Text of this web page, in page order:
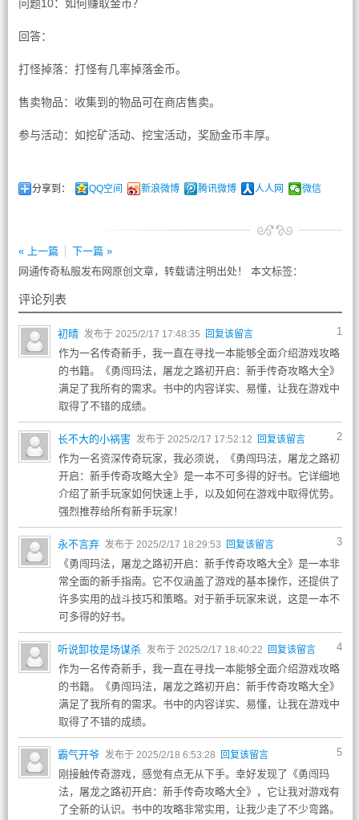
问题10：如何赚取金币？
回答：
打怪掉落：打怪有几率掉落金币。
售卖物品：收集到的物品可在商店售卖。
参与活动：如挖矿活动、挖宝活动，奖励金币丰厚。
分享到： QQ空间 新浪微博 腾讯微博 人人网 微信
« 上一篇
下一篇 »
网通传奇私服发布网原创文章，转载请注明出处！ 本文标签：
评论列表
1
初晴 发布于 2025/2/17 17:48:35 回复该留言
作为一名传奇新手，我一直在寻找一本能够全面介绍游戏攻略
的书籍。《勇闯玛法，屠龙之路初开启：新手传奇攻略大全》
满足了我所有的需求。书中的内容详实、易懂，让我在游戏中
取得了不错的成绩。
2
长不大的小祸害 发布于 2025/2/17 17:52:12 回复该留言
作为一名资深传奇玩家，我必须说，《勇闯玛法，屠龙之路初
开启：新手传奇攻略大全》是一本不可多得的好书。它详细地
介绍了新手玩家如何快速上手，以及如何在游戏中取得优势。
强烈推荐给所有新手玩家！
3
永不言弃 发布于 2025/2/17 18:29:53 回复该留言
《勇闯玛法，屠龙之路初开启：新手传奇攻略大全》是一本非
常全面的新手指南。它不仅涵盖了游戏的基本操作，还提供了
许多实用的战斗技巧和策略。对于新手玩家来说，这是一本不
可多得的好书。
4
听说卸妆是场谋杀 发布于 2025/2/17 18:40:22 回复该留言
作为一名传奇新手，我一直在寻找一本能够全面介绍游戏攻略
的书籍。《勇闯玛法，屠龙之路初开启：新手传奇攻略大全》
满足了我所有的需求。书中的内容详实、易懂，让我在游戏中
取得了不错的成绩。
5
霸气开爷 发布于 2025/2/18 6:53:28 回复该留言
刚接触传奇游戏，感觉有点无从下手。幸好发现了《勇闯玛
法，屠龙之路初开启：新手传奇攻略大全》，它让我对游戏有
了全新的认识。书中的攻略非常实用，让我少走了不少弯路。